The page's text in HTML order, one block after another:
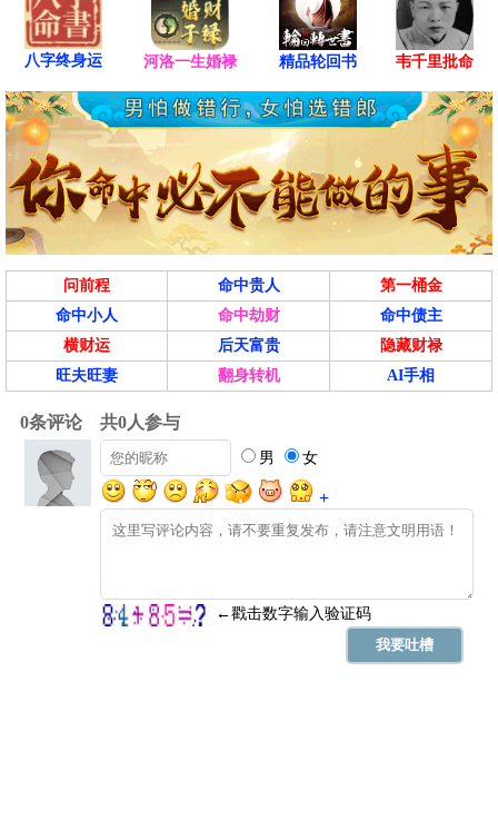
八字终身运 河洛一生婚禄 精品轮回书 韦千里批命
问前程 命中贵人
第一桶金
命中小人
命中劫财
命中债主
横财运
后天富贵
隐藏财禄
旺夫旺妻
翻身转机 AI手相